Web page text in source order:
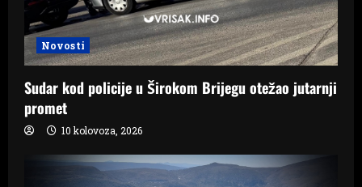
Novosti
Sudar kod policije u Širokom Brijegu otežao jutarnji
promet
10 kolovoza, 2026